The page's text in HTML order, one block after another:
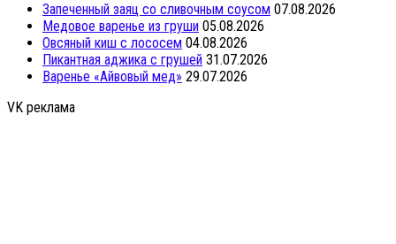
Запеченный заяц со сливочным соусом 07.08.2026
Медовое варенье из груши 05.08.2026
Овсяный киш с лососем 04.08.2026
Пикантная аджика с грушей 31.07.2026
Варенье «Айвовый мед» 29.07.2026
VK реклама